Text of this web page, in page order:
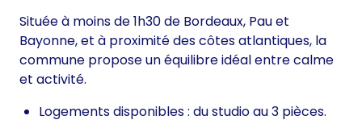
Située à moins de 1h30 de Bordeaux, Pau et
Bayonne, et à proximité des côtes atlantiques, la
commune propose un équilibre idéal entre calme
et activité.
Logements disponibles : du studio au 3 pièces.